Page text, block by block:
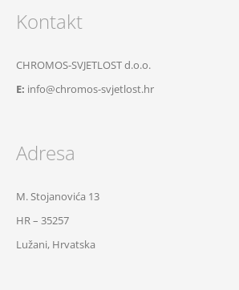
Kontakt
CHROMOS-SVJETLOST d.o.o.
E: info@chromos-svjetlost.hr
Adresa
M. Stojanovića 13
HR – 35257
Lužani, Hrvatska